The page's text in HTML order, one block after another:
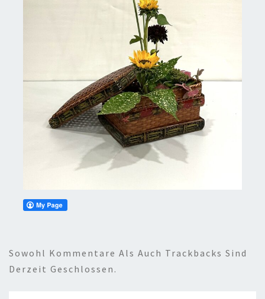
Sowohl Kommentare Als Auch Trackbacks Sind
Derzeit Geschlossen.